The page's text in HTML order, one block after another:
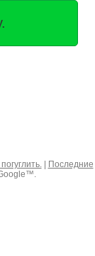
|
Последние